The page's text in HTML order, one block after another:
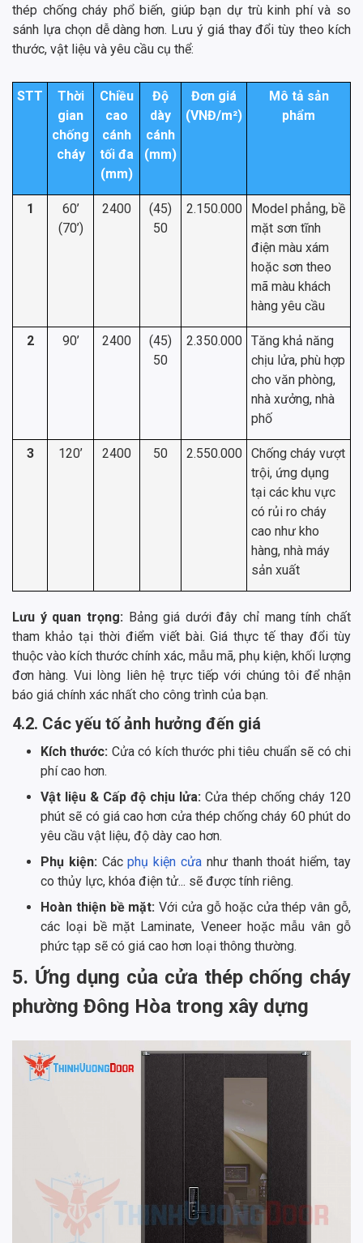
thép chống cháy phổ biến, giúp bạn dự trù kinh phí và so
sánh lựa chọn dễ dàng hơn. Lưu ý giá thay đổi tùy theo kích
thước, vật liệu và yêu cầu cụ thể:
STT
Thời
gian
chống
cháy
Chiều
cao
cánh
tối đa
(mm)
Độ
dày
cánh
(mm)
Đơn giá
(VNĐ/m²)
Mô tả sản
phẩm
1
60’
(70’)
2400
(45)
50
2.150.000
Model phẳng, bề
mặt sơn tĩnh
điện màu xám
hoặc sơn theo
mã màu khách
hàng yêu cầu
2 90’ 2400
(45)
50
2.350.000
Tăng khả năng
chịu lửa, phù hợp
cho văn phòng,
nhà xưởng, nhà
phố
3 120’ 2400 50 2.550.000
Chống cháy vượt
trội, ứng dụng
tại các khu vực
có rủi ro cháy
cao như kho
hàng, nhà máy
sản xuất
Lưu ý quan trọng:Bảng giá dưới đây chỉ mang tính chất
tham khảo tại thời điểm viết bài. Giá thực tế thay đổi tùy
thuộc vào kích thước chính xác, mẫu mã, phụ kiện, khối lượng
đơn hàng. Vui lòng liên hệ trực tiếp với chúng tôi để nhận
báo giá chính xác nhất cho công trình của bạn.
4.2. Các yếu tố ảnh hưởng đến giá
Kích thước: Cửa có kích thước phi tiêu chuẩn sẽ có chi
phí cao hơn.
Vật liệu & Cấp độ chịu lửa: Cửa thép chống cháy 120
phút sẽ có giá cao hơn cửa thép chống cháy 60 phút do
yêu cầu vật liệu, độ dày cao hơn.
Phụ kiện: Cácphụ kiện cửa như thanh thoát hiểm, tay
co thủy lực, khóa điện tử... sẽ được tính riêng.
Hoàn thiện bề mặt:Với cửa gỗ hoặc cửa thép vân gỗ,
các loại bề mặt Laminate, Veneer hoặc mẫu vân gỗ
phức tạp sẽ có giá cao hơn loại thông thường.
5. Ứng dụng của cửa thép chống cháy
phường Đông Hòa trong xây dựng